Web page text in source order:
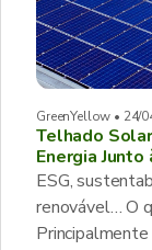
GreenYellow • 24/
Telhado
Energia Junto
ESG,
renovável… O